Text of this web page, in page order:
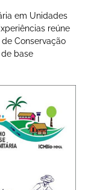
em Unidades
reúne
Conservação
base